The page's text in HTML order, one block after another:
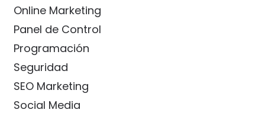
Online Marketing
Panel de Control
Programación
Seguridad
SEO Marketing
Social Media